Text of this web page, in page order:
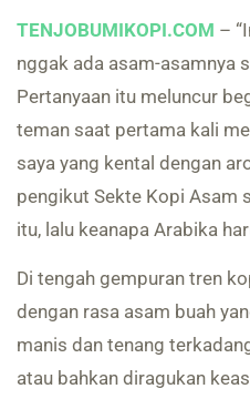
TENJOBUMIKOPI.COM –
nggak ada asam-asamnya
Pertanyaan itu meluncur
teman saat pertama kali
saya yang kental dengan
pengikut Sekte Kopi Asam
itu, lalu keanapa Arabika
Di tengah gempuran tren
dengan rasa asam buah
manis dan tenang
atau bahkan diragukan